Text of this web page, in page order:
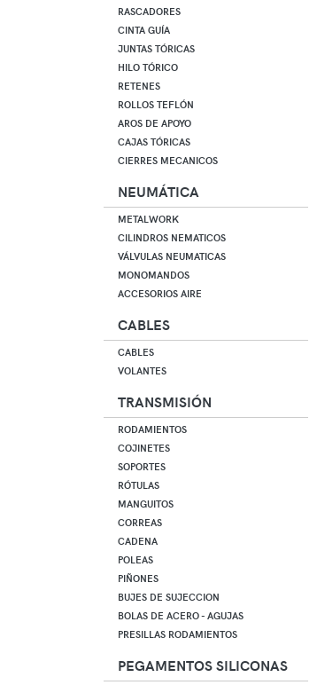
RASCADORES
CINTA GUÍA
JUNTAS TÓRICAS
HILO TÓRICO
RETENES
ROLLOS TEFLÓN
AROS DE APOYO
CAJAS TÓRICAS
CIERRES MECANICOS
NEUMÁTICA
METALWORK
CILINDROS NEMATICOS
VÁLVULAS NEUMATICAS
MONOMANDOS
ACCESORIOS AIRE
CABLES
CABLES
VOLANTES
TRANSMISIÓN
RODAMIENTOS
COJINETES
SOPORTES
RÓTULAS
MANGUITOS
CORREAS
CADENA
POLEAS
PIÑONES
BUJES DE SUJECCION
BOLAS DE ACERO - AGUJAS
PRESILLAS RODAMIENTOS
PEGAMENTOS SILICONAS